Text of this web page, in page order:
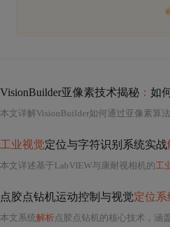
VisionBuilder亚像素技术揭秘 ： 如
本文详解VisionBuilder如何通过亚像素算
工业视觉定位与字符识别系统实战
本文详述基于LabVIEW与康耐视相机的工
点胶点钻机运动控制与视觉定位系
本文系统解析点胶点钻机的核心技术，涵盖工控机+伺服+总线